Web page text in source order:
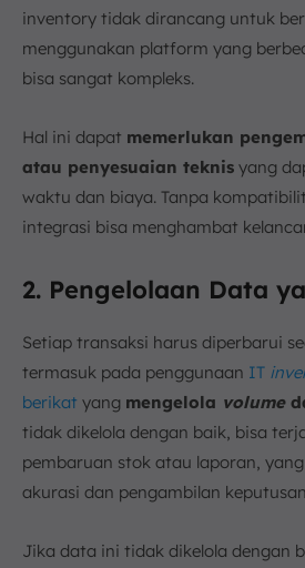
inventory tidak dirancang untuk
menggunakan platform yang
bisa sangat kompleks.
Hal ini dapat memerlukan
atau penyesuaian teknis yang
waktu dan biaya. Tanpa
integrasi bisa menghambat
2. Pengelolaan Data
Setiap transaksi harus diperbarui
termasuk pada penggunaan IT
berikat yang mengelola volume
tidak dikelola dengan baik, bisa
pembaruan stok atau laporan,
akurasi dan pengambilan
Jika data ini tidak dikelola dengan